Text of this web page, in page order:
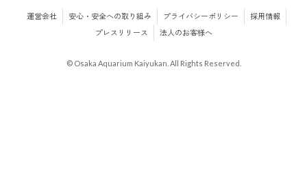
運営会社 安心・安全への取り組み プライバシーポリシー
採用情報
プレスリリース
法人のお客様へ
© Osaka Aquarium Kaiyukan. All Rights Reserved.